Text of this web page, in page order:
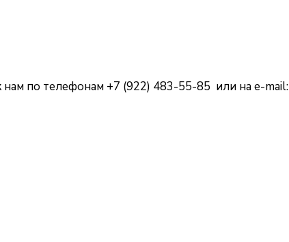
по телефонам +7 (922) 483-55-85 или на e-mail: